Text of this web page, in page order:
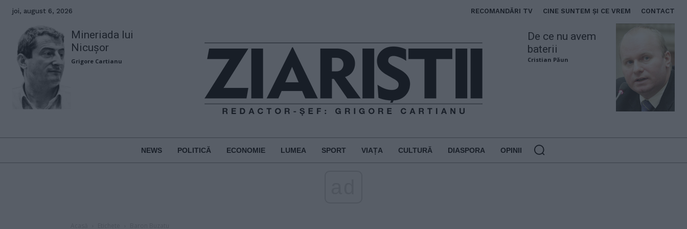
joi, august 6, 2026 RECOMANDĂRI TV CINE SUNTEM ȘI CE VREM CONTACT
Mineriada lui
Nicușor
Grigore Cartianu
De ce nu avem
baterii
Cristian Păun
NEWS POLITICĂ ECONOMIE LUMEA SPORT VIAȚA CULTURĂ DIASPORA OPINII